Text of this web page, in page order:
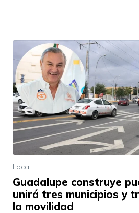
Local
Guadalupe construye
unirá tres municipios y
la movilidad